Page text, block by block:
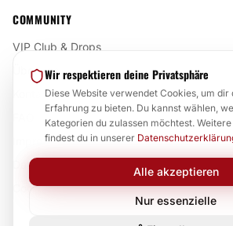
COMMUNITY
VIP Club & Drops
Über uns
Kontakt
Impressum
Datenschutz
Cookie-Einstellungen
Wir respektieren deine Privatsphäre
Diese Website verwendet Cookies, um
Erfahrung zu bieten. Du kannst wählen,
Kategorien du zulassen möchtest.
findest du in unserer
Alle akzeptieren
Nur essenzielle